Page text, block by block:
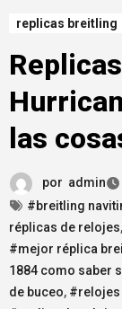
replicas breitling
las
por admin
#breitling
réplicas de relojes,
#mejor réplica
1884 como saber
de buceo, #relojes